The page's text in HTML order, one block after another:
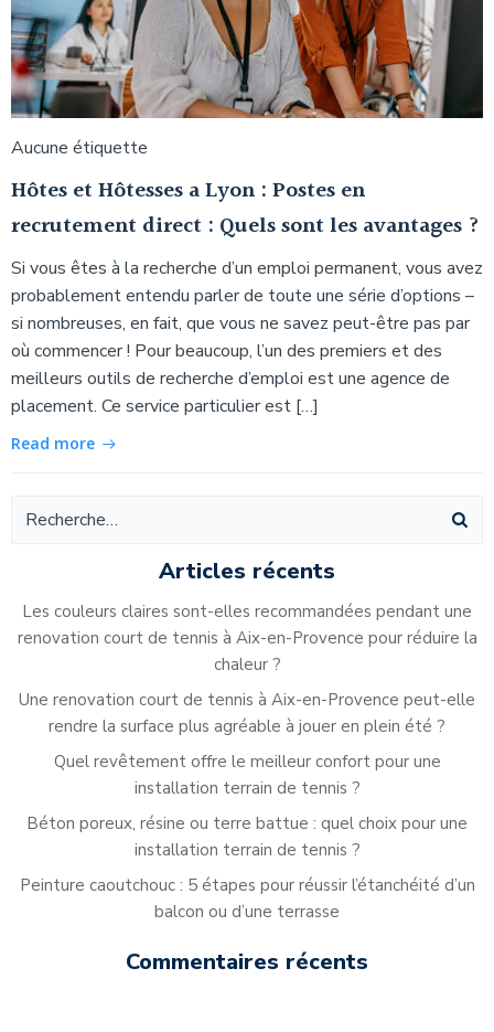
Aucune étiquette
Hôtes et Hôtesses a Lyon : Postes en
recrutement direct : Quels sont les avantages ?
Si vous êtes à la recherche d’un emploi permanent, vous avez
probablement entendu parler de toute une série d’options –
si nombreuses, en fait, que vous ne savez peut-être pas par
où commencer ! Pour beaucoup, l’un des premiers et des
meilleurs outils de recherche d’emploi est une agence de
placement. Ce service particulier est […]
Read more
Articles récents
Les couleurs claires sont-elles recommandées pendant une
renovation court de tennis à Aix-en-Provence pour réduire la
chaleur ?
Une renovation court de tennis à Aix-en-Provence peut-elle
rendre la surface plus agréable à jouer en plein été ?
Quel revêtement offre le meilleur confort pour une
installation terrain de tennis ?
Béton poreux, résine ou terre battue : quel choix pour une
installation terrain de tennis ?
Peinture caoutchouc : 5 étapes pour réussir l’étanchéité d’un
balcon ou d’une terrasse
Commentaires récents